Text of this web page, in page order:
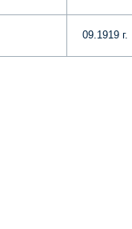
09.1919 г.